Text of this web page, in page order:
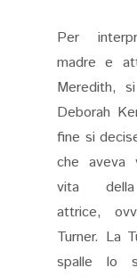
Per
madre e
Meredith,
Deborah
fine si
che aveva
vita
attrice,
Turner. La
spalle lo